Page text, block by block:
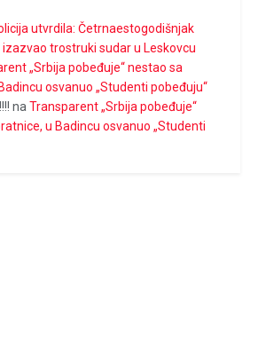
utvrdila: Četrnaestogodišnjak
izazvao trostruki sudar u Leskovcu
„Srbija pobeđuje“ nestao sa
osvanuo „Studenti pobeđuju“
na Transparent „Srbija pobeđuje“
u Badincu osvanuo „Studenti